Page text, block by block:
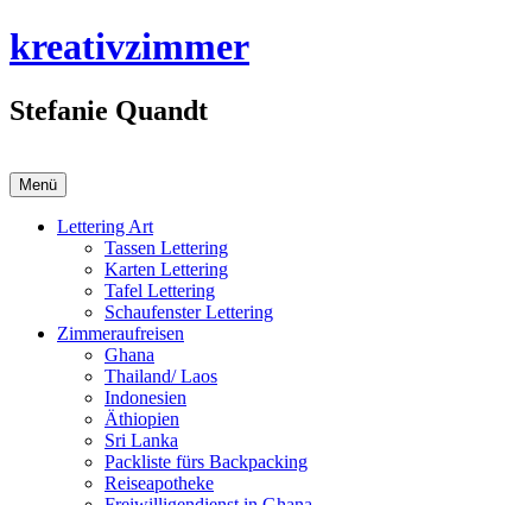
Zum
Inhalt
kreativzimmer
Stefanie Quandt
Menü
Lettering Art
Tassen Lettering
Karten Lettering
Tafel Lettering
Schaufenster Lettering
Zimmeraufreisen
Ghana
Thailand/ Laos
Indonesien
Äthiopien
Sri Lanka
Packliste fürs Backpacking
Reiseapotheke